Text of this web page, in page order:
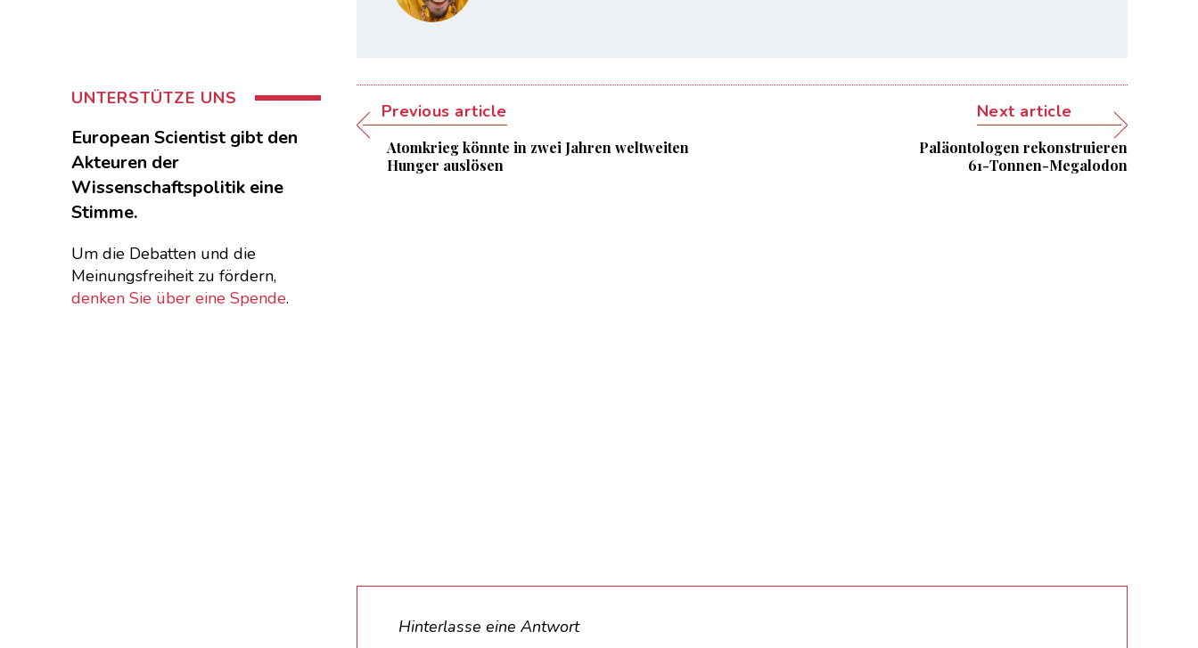
Previous article
Atomkrieg könnte in zwei Jahren weltweiten
Hunger auslösen
Next article
Paläontologen rekonstruieren
61-Tonnen-Megalodon
Hinterlasse eine Antwort
UNTERSTÜTZE UNS
European Scientist gibt den
Akteuren der
Wissenschaftspolitik eine
Stimme.
Um die Debatten und die
Meinungsfreiheit zu fördern,
denken Sie über eine Spende.